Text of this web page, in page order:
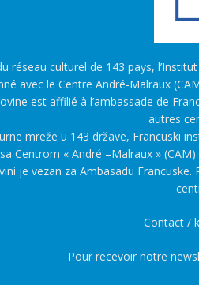
réseau culturel de 143 pays,
avec le Centre André-Malraux
est affilié à l’ambassade de
autres
mreže u 143 države, Francuski
Centrom « André –Malraux »
je vezan za Ambasadu
Contact /
Pour recevoir notre